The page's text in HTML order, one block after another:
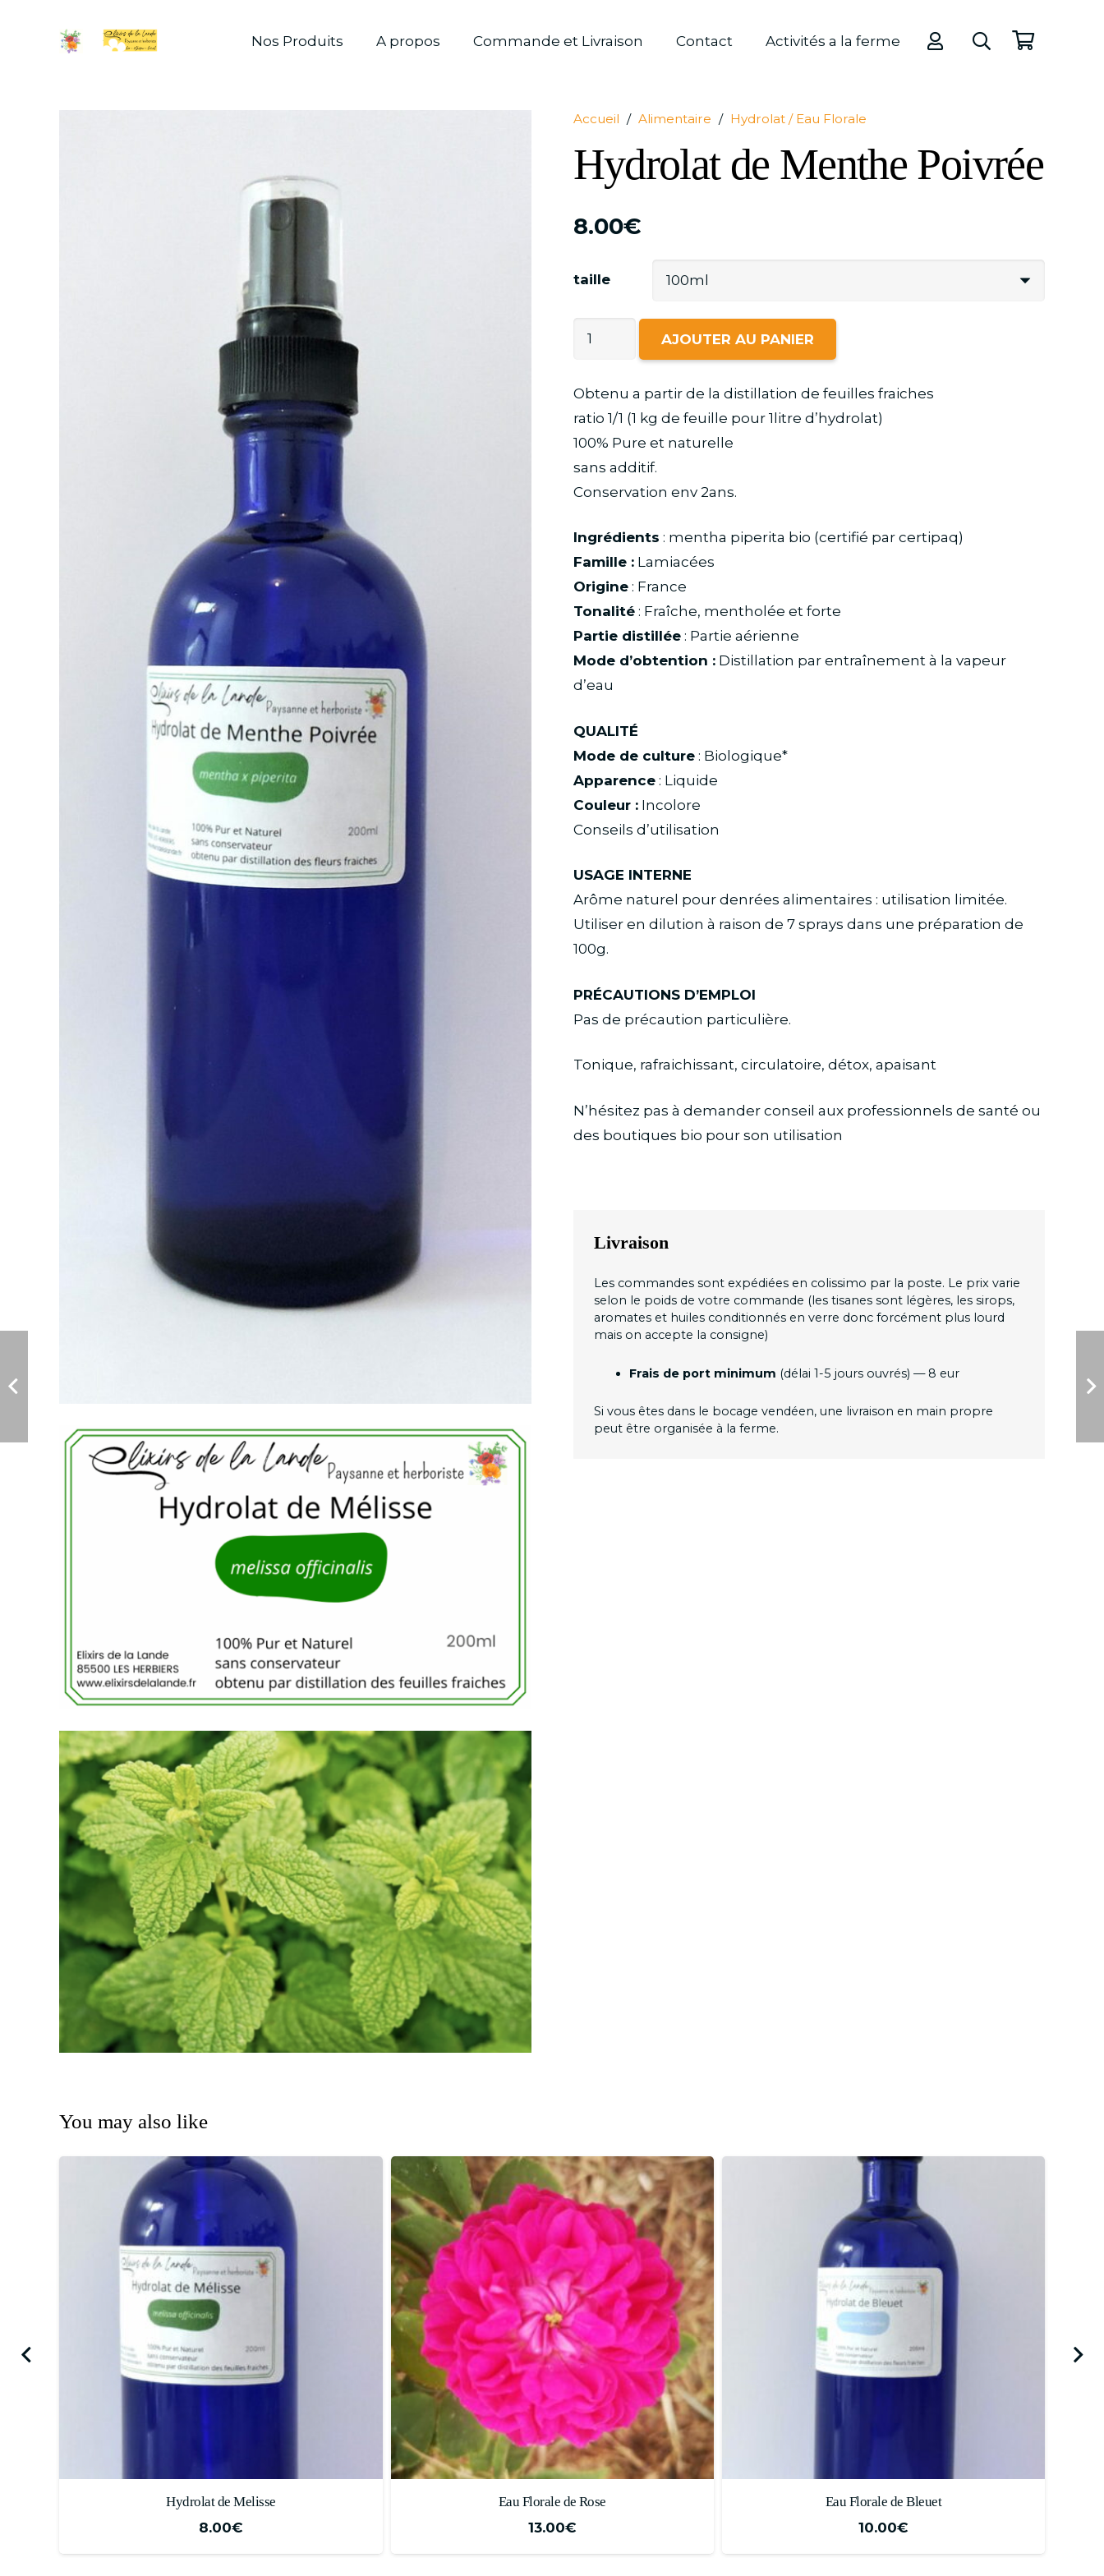
Nos Produits A propos Commande et Livraison Contact Activités a la ferme
Accueil / Alimentaire / Hydrolat / Eau Florale
Hydrolat de Menthe Poivrée
8.00€
taille
quantité
de
Menthe
Poivrée
AJOUTER AU PANIER
Obtenu a partir de la distillation de feuilles fraiches
ratio 1/1 (1 kg de feuille pour 1litre d’hydrolat)
100% Pure et naturelle
sans additif.
Conservation env 2ans.
Ingrédients : mentha piperita bio (certifié par certipaq)
Famille :Lamiacées
Origine: France
Tonalité: Fraîche, mentholée et forte
Partie distillée: Partie aérienne
Mode d’obtention :Distillation par entraînement à la vapeur
d’eau
QUALITÉ
Mode de culture: Biologique*
Apparence: Liquide
Couleur :Incolore
Conseils d’utilisation
USAGE INTERNE
Arôme naturel pour denrées alimentaires : utilisation limitée.
Utiliser en dilution à raison de 7 sprays dans une préparation de
100g.
PRÉCAUTIONS D’EMPLOI
Pas de précaution particulière.
Tonique, rafraichissant, circulatoire, détox, apaisant
N’hésitez pas à demander conseil aux professionnels de santé ou
des boutiques bio pour son utilisation
Livraison
Les commandes sont expédiées en colissimo par la poste. Le prix varie
selon le poids de votre commande (les tisanes sont légères, les sirops,
aromates et huiles conditionnés en verre donc forcément plus lourd
mais on accepte la consigne)
Frais de port minimum (délai 1-5 jours ouvrés) — 8 eur
Si vous êtes dans le bocage vendéen, une livraison en main propre
peut être organisée à la ferme.
You may also like
Eau Florale de Rose
13.00€
Eau Florale de Bleuet
10.00€
Hydrolat de Geranium Rosat « Bourbon »
9.00€